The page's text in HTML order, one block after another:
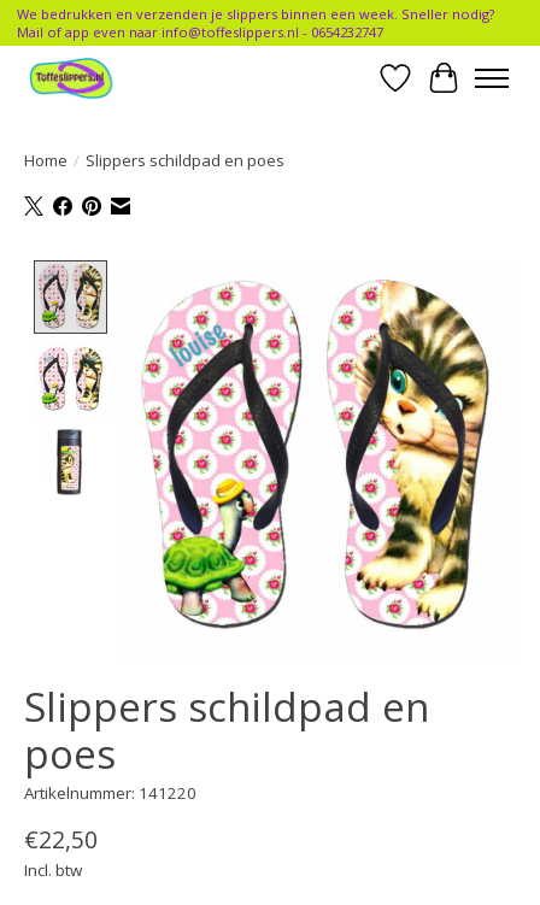
We bedrukken en verzenden je slippers binnen een week. Sneller nodig?
Mail of app even naar info@toffeslippers.nl - 0654232747
Verlanglijst
Home / Slippers schildpad en poes
Product image slideshow Items
Slippers schildpad en
poes
Artikelnummer: 141220
€22,50
Incl. btw